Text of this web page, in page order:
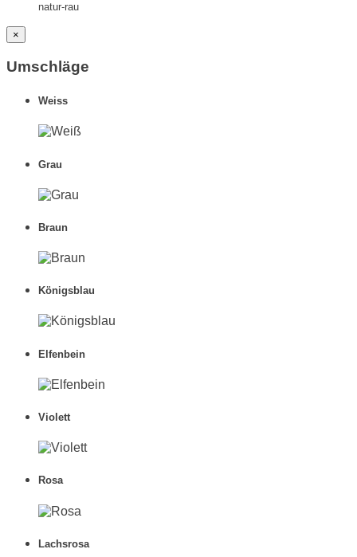
natur-rau
×
Umschläge
Weiss
Grau
Braun
Königsblau
Elfenbein
Violett
Rosa
Lachsrosa